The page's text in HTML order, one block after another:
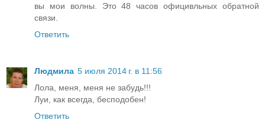
вы мои волны. Это 48 часов официвльных обратной
связи.
Ответить
Людмила 5 июля 2014 г. в 11:56
Лола, меня, меня не забудь!!!
Луи, как всегда, бесподобен!
Ответить